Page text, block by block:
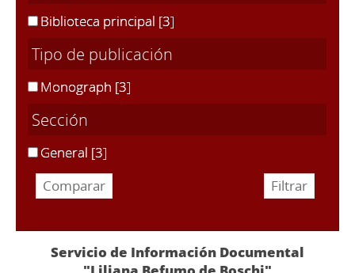
Biblioteca principal [3]
Tipo de publicación
Monograph [3]
Sección
General [3]
Servicio de Información Documental